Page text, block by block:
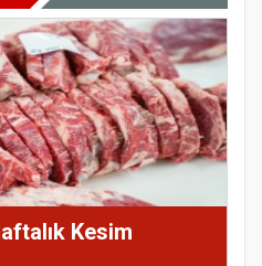
Kesim